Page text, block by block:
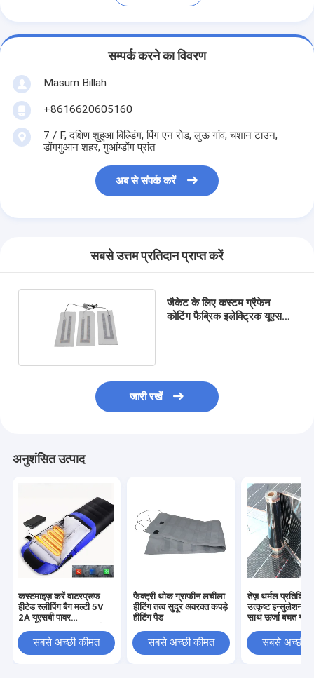
सम्पर्क करने का विवरण
Masum Billah
+8616620605160
7 / F, दक्षिण शुहुआ बिल्डिंग, पिंग एन रोड, लुऊ गांव, चशान टाउन,
डोंगगुआन शहर, गुआंग्डोंग प्रांत
अब से संपर्क करें
सबसे उत्तम प्रतिदान प्राप्त करें
जैकेट के लिए कस्टम ग्रैफेन
कोटिंग फैब्रिक इलेक्ट्रिक यूएसबी
जारी रखें
अनुशंसित उत्पाद
कस्टमाइज़ करें वाटरप्रूफ
हीटेड स्लीपिंग बैग मल्टी 5V
2A यूएसबी पावर
हीटेड स्लीपिंग बैग कैम्पिंग के
लिए
सबसे अच्छी कीमत
फैक्ट्री थोक ग्राफीन लचीला
हीटिंग तत्व सुदूर अवरक्त कपड़े
हीटिंग पैड
सबसे अच्छी कीमत
तेज़ थर्मल
उत्कृष्ट इन्सुलेशन
साथ ऊर्जा बचत
सबसे अच्छी